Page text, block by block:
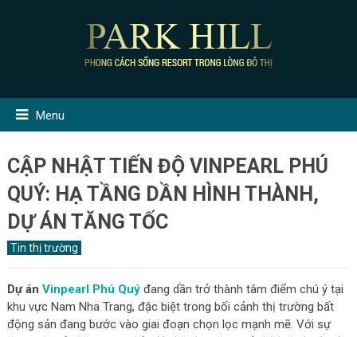
Menu
CẬP NHẬT TIẾN ĐỘ VINPEARL PHÚ
QUÝ: HẠ TẦNG DẦN HÌNH THÀNH,
DỰ ÁN TĂNG TỐC
Tin thị trường
Dự án Vinpearl Phú Quýđang dần trở thành tâm điểm chú ý tại
khu vực Nam Nha Trang, đặc biệt trong bối cảnh thị trường bất
động sản đang bước vào giai đoạn chọn lọc mạnh mẽ. Với sự